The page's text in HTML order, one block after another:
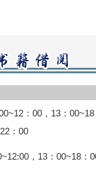
：00，13：00~18
：00
，13：00~18：